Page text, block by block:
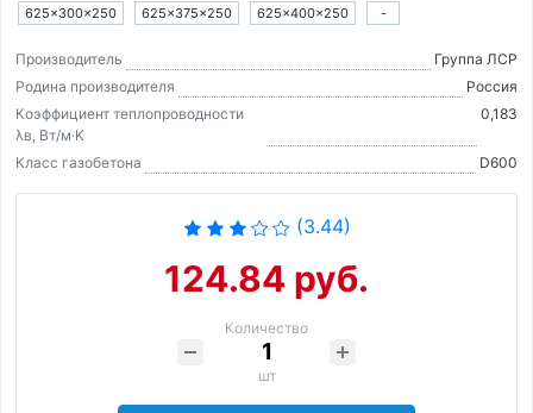
625×300×250
625×375×250 625×400×250 -
Производитель
Группа ЛСР
Родина производителя
Россия
Коэффициент теплопроводности
λв, Вт/м·K
0,183
Класс газобетона D600
(3.44)
124.84 руб.
Количество
шт